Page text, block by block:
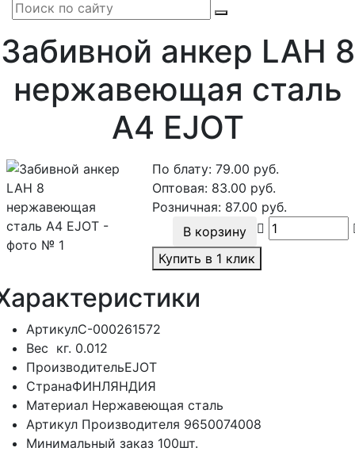
Забивной анкер LAH 8
нержавеющая сталь
А4 EJOT
АртикулС-000261572
Вес кг. 0.012
ПроизводительEJOT
СтранаФИНЛЯНДИЯ
Материал Нержавеющая сталь
Артикул Производителя 9650074008
Минимальный заказ 100шт.
По блату: 79.00 руб.
Оптовая: 83.00 руб.
Розничная: 87.00 руб.
В корзину
Купить в 1 клик